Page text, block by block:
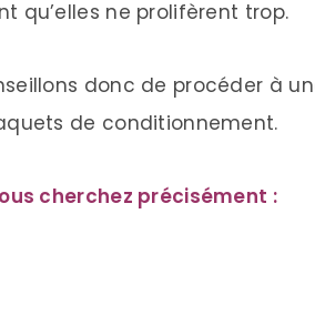
qu’elles ne prolifèrent trop.
donc de procéder à
de conditionnement.
cherchez précisément :